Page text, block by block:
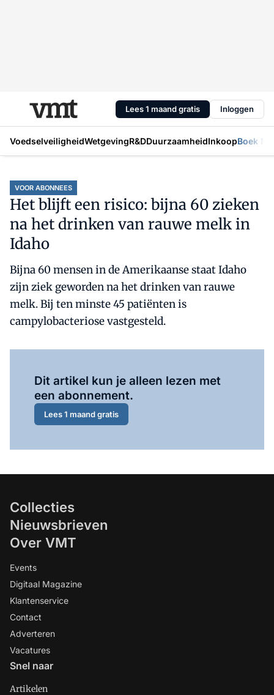
Lees 1 maand gratis Inloggen
VoedselveiligheidWetgevingR&DDuurzaamheidInkoopBoek
VOOR ABONNEES
Het blijft een risico: bijna 60 zieken
na het drinken van rauwe melk in
Idaho
Bijna 60 mensen in de Amerikaanse staat Idaho
zijn ziek geworden na het drinken van rauwe
melk. Bij ten minste 45 patiënten is
campylobacteriose vastgesteld.
Dit artikel kun je alleen lezen met
een abonnement.
Lees 1 maand gratis
Collecties
Nieuwsbrieven
Over VMT
Events
Digitaal Magazine
Klantenservice
Contact
Adverteren
Vacatures
Snel naar
Artikelen